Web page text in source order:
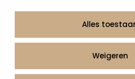
Alles
Weigeren
Informatie
Contact
Onze werkwijze